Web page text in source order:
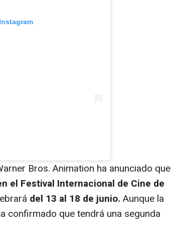
Bros. Animation ha anunciado que
el Festival Internacional de Cine de
del 13 al 18 de junio. Aunque la
confirmado que tendrá una segunda